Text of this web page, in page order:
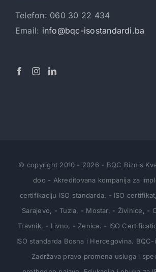
Telefon: 060 30 22 434
Email: info@bqc-isostandardi.ba
© copyright 2010 - 2026 - BQC Biznis
doo - Akreditovana kompanija za
certifikaciju ISO standarda. - ISO certifikat,
Sarajevo, - Tuzla, - Mostar, - Živinice, -
Travnik, - Livno, - Zenica. - ISO
ISO standarda Bosna i Hercegovina.
Zadržava pravo promena usluga i